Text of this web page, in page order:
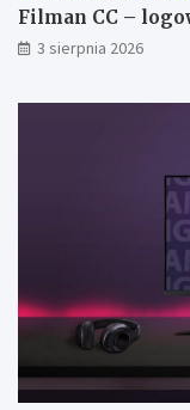
Filman CC –
3 sierpnia 2026